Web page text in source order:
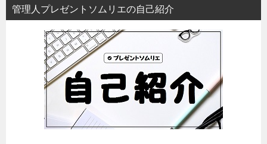
管理人プレゼントソムリエの自己紹介